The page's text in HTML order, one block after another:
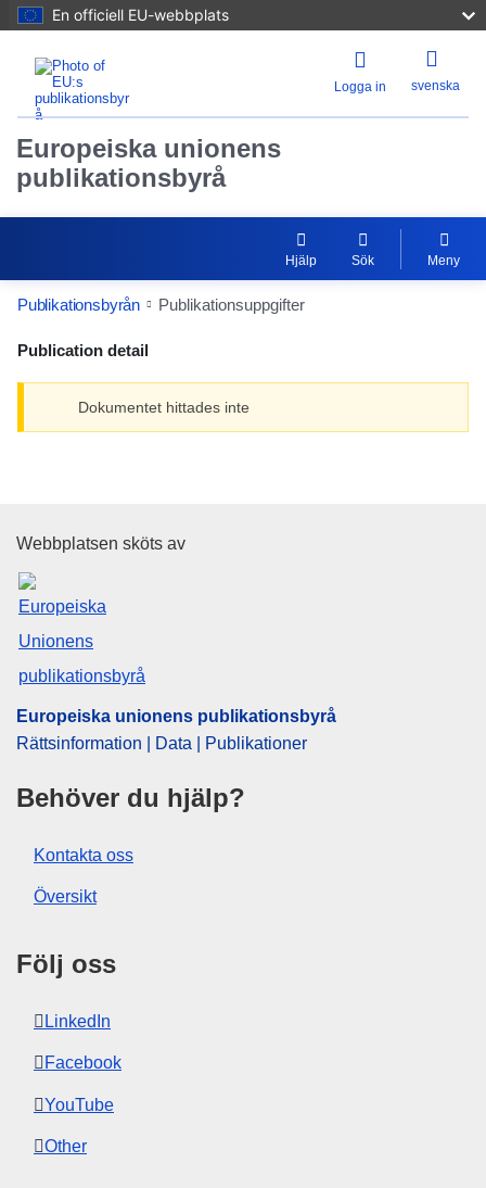
En officiell EU-webbplats
Logga in svenska
Europeiska unionens
publikationsbyrå
Hjälp Sök Meny
Publikationsbyrån Publikationsuppgifter
Publication detail
Dokumentet hittades inte
Europeiska unionens
Webbplatsen sköts av
Europeiska unionens publikationsbyrå
Rättsinformation | Data | Publikationer
Behöver du hjälp?
Kontakta oss
Översikt
Följ oss
LinkedIn
Facebook
YouTube
Other